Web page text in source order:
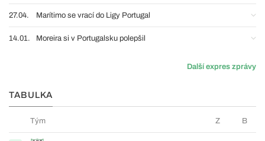
27.04. Marítimo se vrací do Ligy Portugal
14.01. Moreira si v Portugalsku polepšil
Další expres zprávy
TABULKA
Tým Z B